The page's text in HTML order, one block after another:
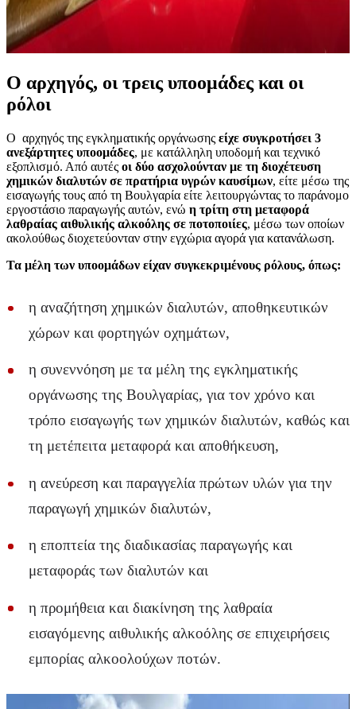
Ο αρχηγός, οι τρεις υποομάδες και οι
ρόλοι
Ο αρχηγός της εγκληματικής οργάνωσης είχε συγκροτήσει 3
ανεξάρτητες υποομάδες, με κατάλληλη υποδομή και τεχνικό
εξοπλισμό. Από αυτές οι δύο ασχολούνταν με τη διοχέτευση
χημικών διαλυτών σε πρατήρια υγρών καυσίμων, είτε μέσω της
εισαγωγής τους από τη Βουλγαρία είτε λειτουργώντας το παράνομο
εργοστάσιο παραγωγής αυτών, ενώ η τρίτη στη μεταφορά
λαθραίας αιθυλικής αλκοόλης σε ποτοποιίες, μέσω των οποίων
ακολούθως διοχετεύονταν στην εγχώρια αγορά για κατανάλωση.
Τα μέλη των υποομάδων είχαν συγκεκριμένους ρόλους, όπως:
η αναζήτηση χημικών διαλυτών, αποθηκευτικών
χώρων και φορτηγών οχημάτων,
η συνεννόηση με τα μέλη της εγκληματικής
οργάνωσης της Βουλγαρίας, για τον χρόνο και
τρόπο εισαγωγής των χημικών διαλυτών, καθώς και
τη μετέπειτα μεταφορά και αποθήκευση,
η ανεύρεση και παραγγελία πρώτων υλών για την
παραγωγή χημικών διαλυτών,
η εποπτεία της διαδικασίας παραγωγής και
μεταφοράς των διαλυτών και
η προμήθεια και διακίνηση της λαθραία
εισαγόμενης αιθυλικής αλκοόλης σε επιχειρήσεις
εμπορίας αλκοολούχων ποτών.